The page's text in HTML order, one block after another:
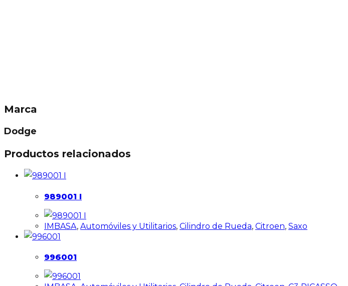
Marca
Dodge
Productos relacionados
989001 I
IMBASA, Automóviles y Utilitarios, Cilindro de Rueda, Citroen, Saxo
996001